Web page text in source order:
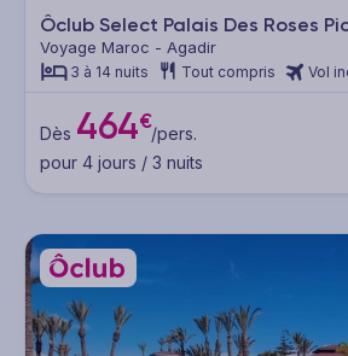
Ôclub Select Palais Des Roses
Voyage Maroc - Agadir
3 à 14 nuits Tout compris Vol
Dès 464€/pers.
pour 4 jours / 3 nuits